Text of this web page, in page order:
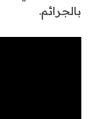
بالجرائم.